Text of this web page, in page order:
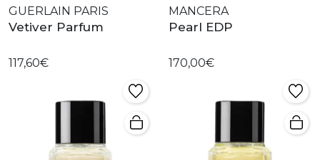
GUERLAIN PARIS
Vetiver Parfum
117,60€
MANCERA
Pearl EDP
170,00€